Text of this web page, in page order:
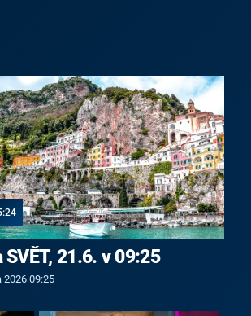
SVĚT, 21.6. v 09:25
2026 09:25